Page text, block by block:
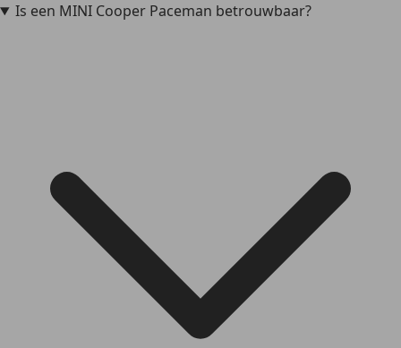
Is een MINI Cooper Paceman betrouwbaar?